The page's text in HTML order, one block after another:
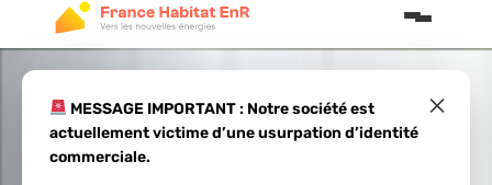
×
MESSAGE IMPORTANT : Notre société est
actuellement victime d’une usurpation d’identité
commerciale.
Passer en site